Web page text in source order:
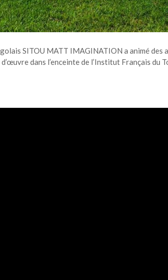
SITOU MATT IMAGINATION a animé des
dans l’enceinte de l’Institut Français du